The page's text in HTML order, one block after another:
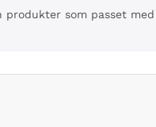
produkter som passet med